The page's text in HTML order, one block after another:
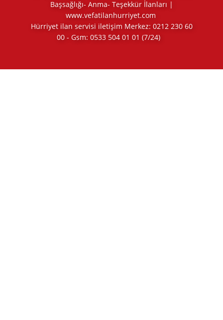
Başsağlığı- Anma- Teşekkür İlanları |
www.vefatilanhurriyet.com
Hürriyet ilan servisi iletişim Merkez: 0212 230 60
00 - Gsm: 0533 504 01 01 (7/24)